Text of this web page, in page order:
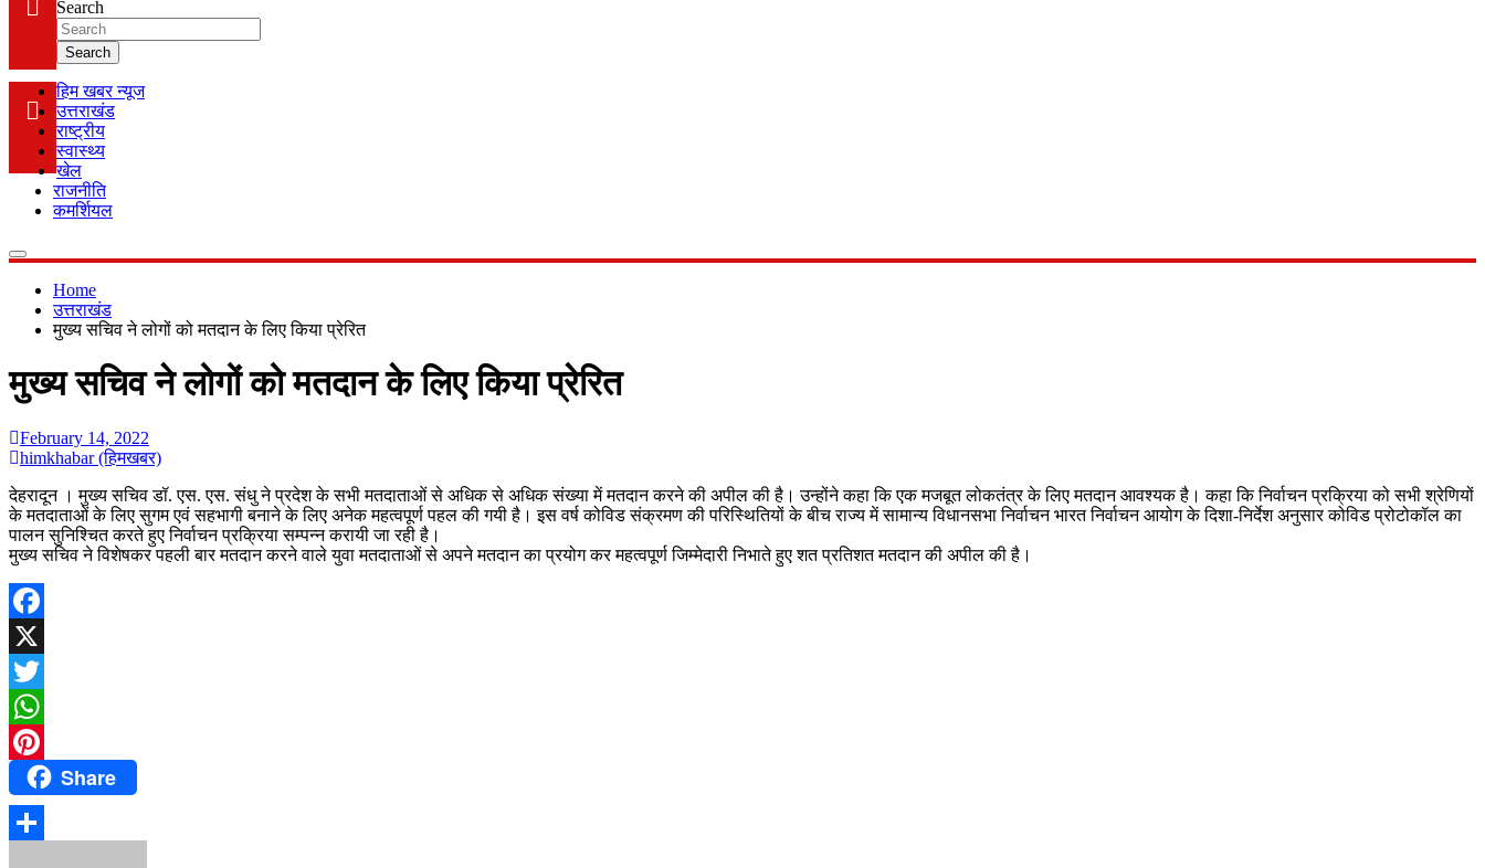
Search
Search
हिम खबर न्यूज
उत्तराखंड
राष्ट्रीय
स्वास्थ्य
खेल
राजनीति
कमर्शियल
Home
उत्तराखंड
मुख्य सचिव ने लोगों को मतदान के लिए किया प्रेरित
मुख्य सचिव ने लोगों को मतदान के लिए किया प्रेरित
February 14, 2022
himkhabar (हिमखबर)
देहरादून । मुख्य सचिव डॉ. एस. एस. संधु ने प्रदेश के सभी मतदाताओं से अधिक से अधिक संख्या में मतदान करने की अपील की है। उन्होंने कहा कि एक मजबूत लोकतंत्र के लिए मतदान आवश्यक है। कहा कि निर्वाचन प्रक्रिया को सभी श्रेणियों
के मतदाताओं के लिए सुगम एवं सहभागी बनाने के लिए अनेक महत्वपूर्ण पहल की गयी है। इस वर्ष कोविड संक्रमण की परिस्थितियों के बीच राज्य में सामान्य विधानसभा निर्वाचन भारत निर्वाचन आयोग के दिशा-निर्देश अनुसार कोविड प्रोटोकॉल का
पालन सुनिश्चित करते हुए निर्वाचन प्रक्रिया सम्पन्न करायी जा रही है।
मुख्य सचिव ने विशेषकर पहली बार मतदान करने वाले युवा मतदाताओं से अपने मतदान का प्रयोग कर महत्वपूर्ण जिम्मेदारी निभाते हुए शत प्रतिशत मतदान की अपील की है।
Facebook
X
Twitter
WhatsApp
PinterestShare